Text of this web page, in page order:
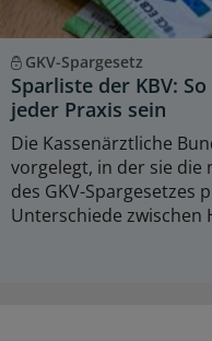
GKV-Spargesetz
Sparliste der KBV:
jeder Praxis sein
Die Kassenärztliche
vorgelegt, in der sie die
des GKV-Spargesetzes
Unterschiede zwischen